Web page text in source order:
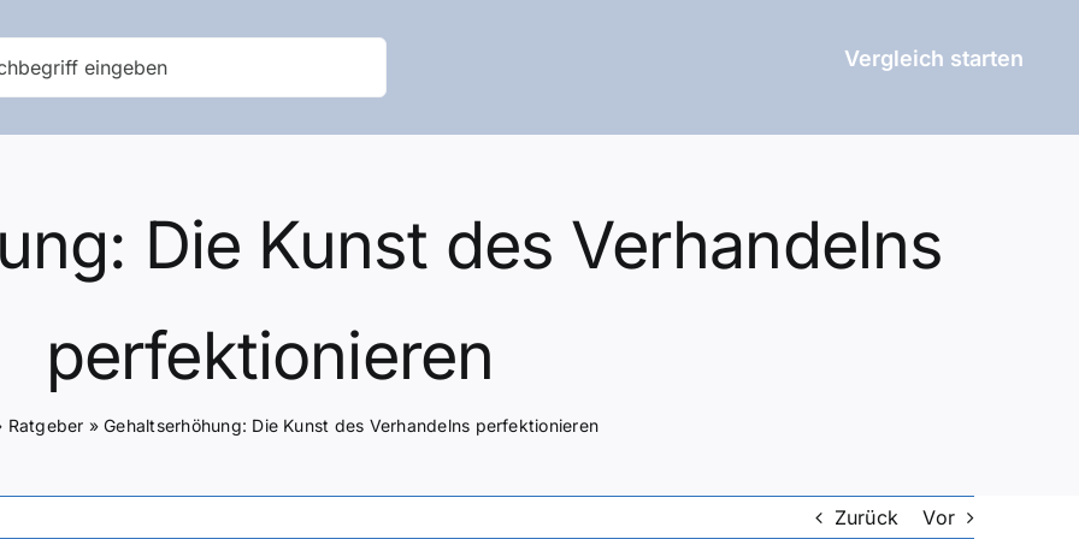
Vergleich starten
Die Kunst des Verhandelns
perfektionieren
Ratgeber »Gehaltserhöhung: Die Kunst des Verhandelns perfektionieren
Zurück Vor